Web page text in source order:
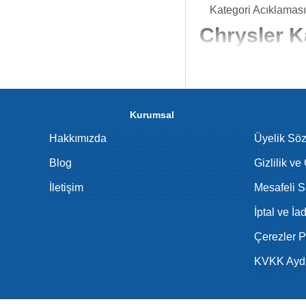
Kategori Acıklaması
Chrysler
Kaliper
Kaliper pimleri, fren
Chrysler
Kaliper pimlerinin
Kurumsal
Hakkımızda
Blog
İletişim
Üyelik
Gizlilik ve
Mesafeli
İptal ve
Çerezler
KVKK